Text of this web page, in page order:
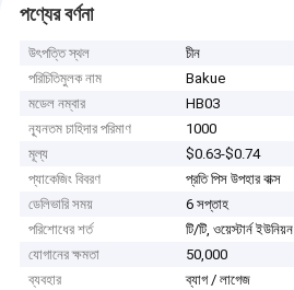
পণ্যের বর্ণনা
উৎপত্তি স্থল
চীন
পরিচিতিমুলক নাম
Bakue
মডেল নম্বার
HB03
ন্যূনতম চাহিদার পরিমাণ
1000
মূল্য
$0.63-$0.74
প্যাকেজিং বিবরণ
প্রতি পিস উপহার বাক্স
ডেলিভারি সময়
6 সপ্তাহ
পরিশোধের শর্ত
টি/টি, ওয়েস্টার্ন ইউনিয়ন
যোগানের ক্ষমতা
50,000
ব্যবহার
ব্যাগ / লাগেজ